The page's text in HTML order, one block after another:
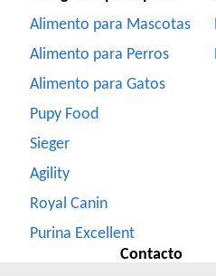
Alimento para Mascotas
Alimento para Perros
Alimento para Gatos
Pupy Food
Sieger
Agility
Royal Canin
Purina Excellent
Contacto